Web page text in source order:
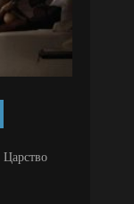
Царство